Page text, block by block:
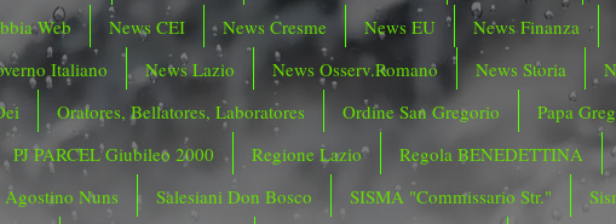
Web News CEI News Cresme News EU
News Finanza
Italiano News Lazio News Osserv.Romano News Storia
Oratores, Bellatores, Laboratores Ordine San Gregorio
Papa
PJ PARCEL Giubileo 2000 Regione Lazio
Regola BENEDETTINA
Agostino Nuns Salesiani Don Bosco SISMA "Commissario Str."